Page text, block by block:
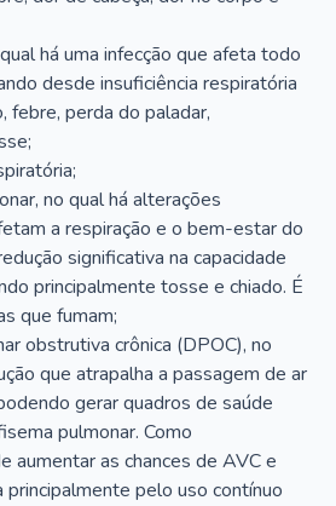
há uma infecção que afeta todo
desde insuficiência respiratória
febre, perda do paladar,
no qual há alterações
a respiração e o bem-estar do
significativa na capacidade
principalmente tosse e chiado. É
que fumam;
obstrutiva crônica (DPOC), no
que atrapalha a passagem de ar
gerar quadros de saúde
pulmonar. Como
aumentar as chances de AVC e
principalmente pelo uso contínuo